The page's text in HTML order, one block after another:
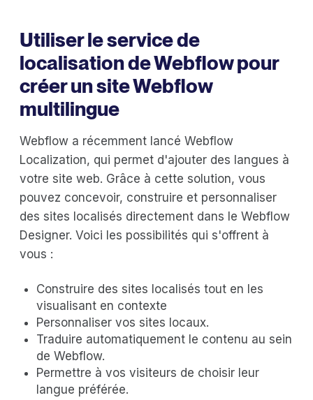
‍Utiliser le service de
localisation deWebflow pour
créer un site Webflow
multilingue
Webflow a récemment lancé Webflow
Localization, qui permet d'ajouter des langues à
votre site web. Grâce à cette solution, vous
pouvez concevoir, construire et personnaliser
des sites localisés directement dans le Webflow
Designer. Voici les possibilités qui s'offrent à
vous :
Construire des sites localisés tout en les
visualisant en contexte
Personnaliser vos sites locaux.
Traduire automatiquement le contenu au sein
de Webflow.
Permettre à vos visiteurs de choisir leur
langue préférée.